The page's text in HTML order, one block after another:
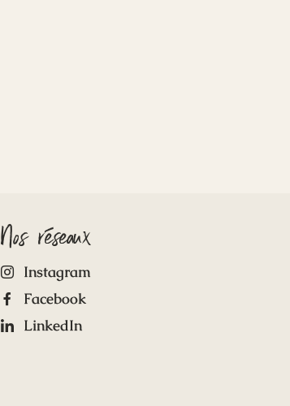
Nos réseaux
Instagram
Facebook
LinkedIn